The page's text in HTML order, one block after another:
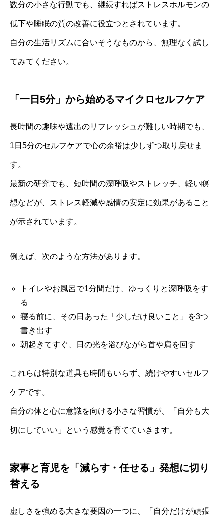
数分の小さな行動でも、継続すればストレスホルモンの
低下や睡眠の質の改善に役立つとされています。
自分の生活リズムに合いそうなものから、無理なく試し
てみてください。
「一日5分」から始めるマイクロセルフケア
長時間の趣味や遠出のリフレッシュが難しい時期でも、
1日5分のセルフケアで心の余裕は少しずつ取り戻せま
す。
最新の研究でも、短時間の深呼吸やストレッチ、軽い瞑
想などが、ストレス軽減や感情の安定に効果があること
が示されています。
例えば、次のような方法があります。
トイレやお風呂で1分間だけ、ゆっくりと深呼吸をす
る
寝る前に、その日あった「少しだけ良いこと」を3つ
書き出す
朝起きてすぐ、日の光を浴びながら首や肩を回す
これらは特別な道具も時間もいらず、続けやすいセルフ
ケアです。
自分の体と心に意識を向ける小さな習慣が、「自分も大
切にしていい」という感覚を育てていきます。
家事と育児を「減らす・任せる」発想に切り
替える
虚しさを強める大きな要因の一つに、「自分だけが頑張